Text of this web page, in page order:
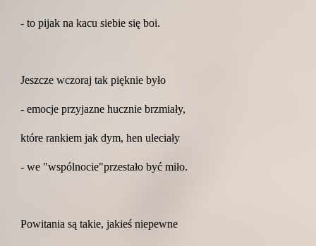
- to pijak na kacu siebie się boi.
Jeszcze wczoraj tak pięknie było
- emocje przyjazne hucznie brzmiały,
które rankiem jak dym, hen uleciały
- we "wspólnocie"przestało być miło.
Powitania są takie, jakieś niepewne